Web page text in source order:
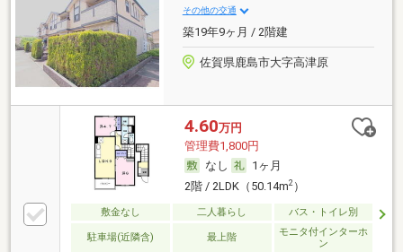
その他の交通
築19年9ヶ月 / 2階建
佐賀県鹿島市大字高津原
4.60万円
管理費1,800円
なし
1ヶ月
2階 / 2LDK（50.14m2）
敷金なし 二人暮らし バス・トイレ別
駐車場(近隣含) 最上階
モニタ付インターホ
ン